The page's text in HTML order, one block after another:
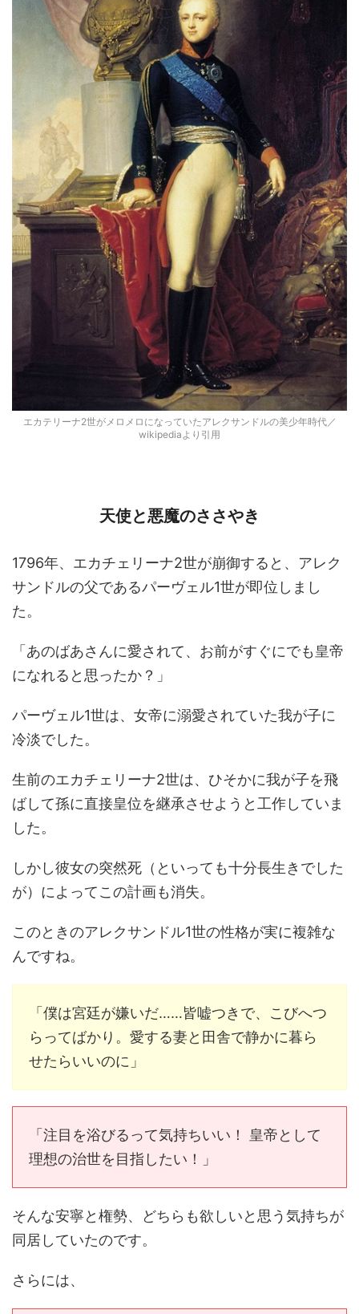
エカテリーナ2世がメロメロになっていたアレクサンドルの美少年時代／
wikipediaより引用
天使と悪魔のささやき
1796年、エカチェリーナ2世が崩御すると、アレク
サンドルの父であるパーヴェル1世が即位しまし
た。
「あのばあさんに愛されて、お前がすぐにでも皇帝
になれると思ったか？」
パーヴェル1世は、女帝に溺愛されていた我が子に
冷淡でした。
生前のエカチェリーナ2世は、ひそかに我が子を飛
ばして孫に直接皇位を継承させようと工作していま
した。
しかし彼女の突然死（といっても十分長生きでした
が）によってこの計画も消失。
このときのアレクサンドル1世の性格が実に複雑な
んですね。
「僕は宮廷が嫌いだ……皆嘘つきで、こびへつ
らってばかり。愛する妻と田舎で静かに暮ら
せたらいいのに」
「注目を浴びるって気持ちいい！ 皇帝として
理想の治世を目指したい！」
そんな安寧と権勢、どちらも欲しいと思う気持ちが
同居していたのです。
さらには、